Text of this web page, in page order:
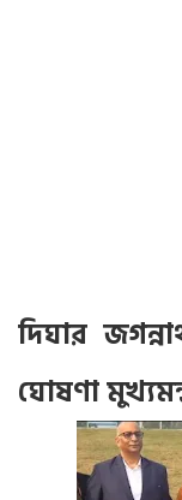
দিঘার
ঘোষণা